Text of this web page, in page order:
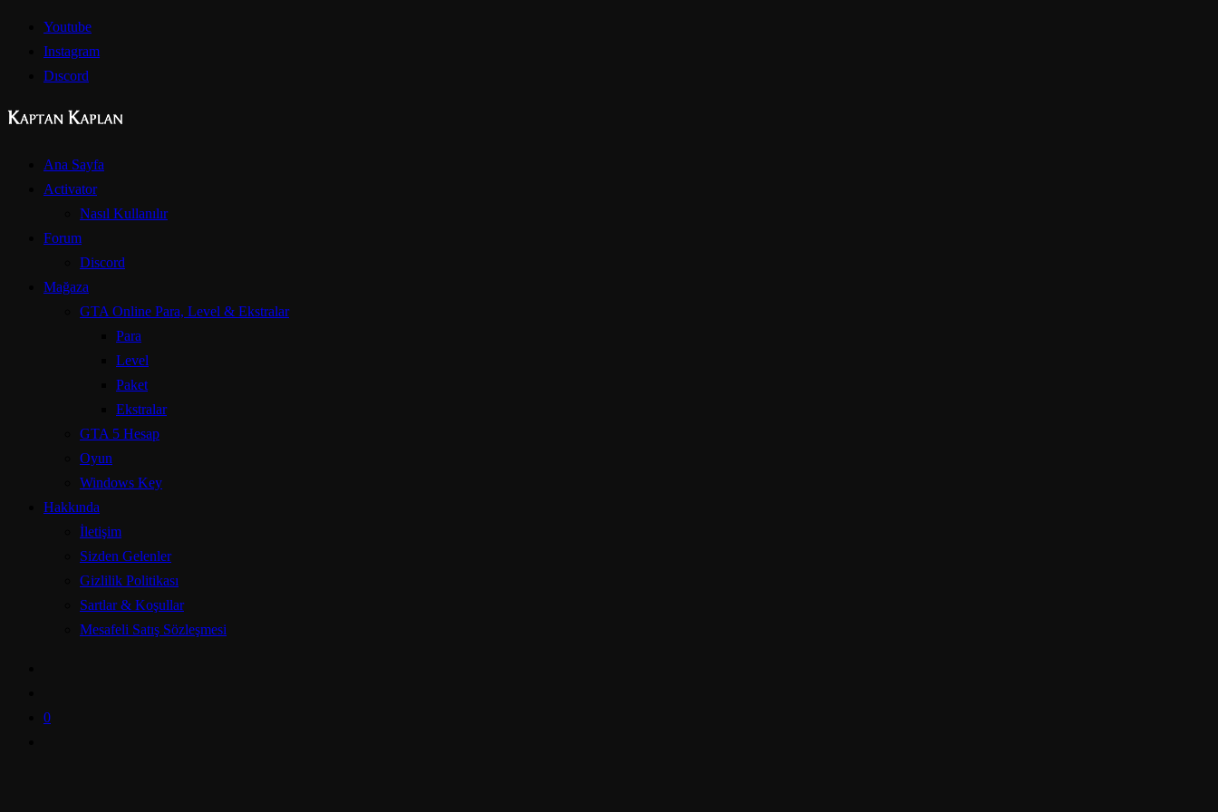
Youtube
Instagram
Dıscord
Ana Sayfa
Activator
Nasıl Kullanılır
Forum
Discord
Mağaza
GTA Online Para, Level & Ekstralar
Para
Level
Paket
Ekstralar
GTA 5 Hesap
Oyun
Windows Key
Hakkında
İletişim
Sizden Gelenler
Gizlilik Politikası
Sartlar & Koşullar
Mesafeli Satış Sözleşmesi
0